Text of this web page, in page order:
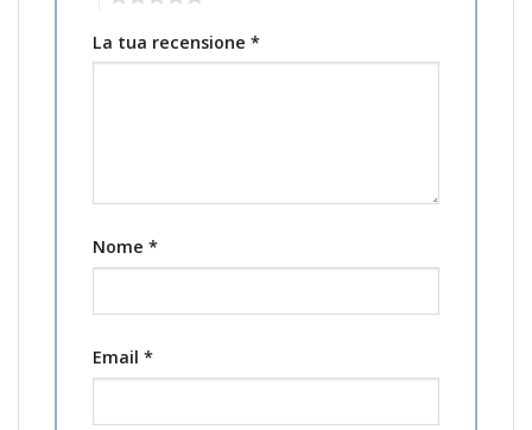
La tua recensione *
Nome *
Email *